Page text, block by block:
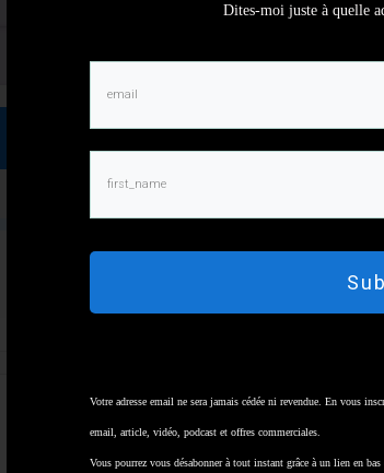
Dites-moi juste à quelle
Votre adresse email ne sera jamais cédée ni revendue. En vous
email, article, vidéo, podcast et offres commerciales.
Vous pourrez vous désabonner à tout instant grâce à un lien en bas